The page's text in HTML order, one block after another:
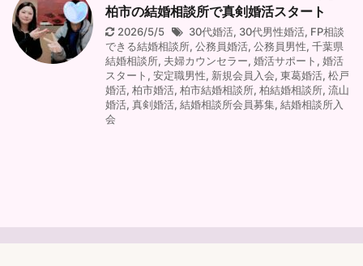
柏市の結婚相談所で真剣婚活スタート
2026/5/5 30代婚活, 30代男性婚活, FP相談
できる結婚相談所, 公務員婚活, 公務員男性, 千葉県
結婚相談所, 夫婦カウンセラー, 婚活サポート , 婚活
スタート , 安定職男性, 新規会員入会, 東葛婚活, 松戸
婚活, 柏市婚活, 柏市結婚相談所, 柏結婚相談所, 流山
婚活, 真剣婚活, 結婚相談所会員募集, 結婚相談所入
会